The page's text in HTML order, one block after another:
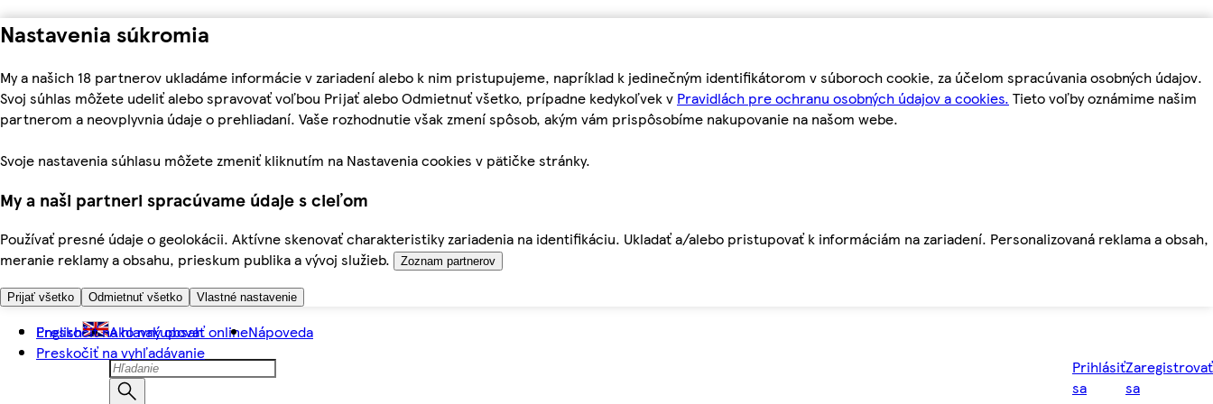
Nastavenia súkromia
My a našich 18 partnerov ukladáme informácie v zariadení alebo k nim pristupujeme, napríklad k jedinečným identifikátorom v súboroch cookie, za účelom spracúvania osobných údajov.
Svoj súhlas môžete udeliť alebo spravovať voľbou Prijať alebo Odmietnuť všetko, prípadne kedykoľvek v Pravidlách pre ochranu osobných údajov a cookies. Tieto voľby oznámime našim
partnerom a neovplyvnia údaje o prehliadaní. Vaše rozhodnutie však zmení spôsob, akým vám prispôsobíme nakupovanie na našom webe.
Svoje nastavenia súhlasu môžete zmeniť kliknutím na Nastavenia cookies v pätičke stránky.
My a naši partneri spracúvame údaje s cieľom
Používať presné údaje o geolokácii. Aktívne skenovať charakteristiky zariadenia na identifikáciu. Ukladať a/alebo pristupovať k informáciám na zariadení. Personalizovaná reklama a obsah,
meranie reklamy a obsahu, prieskum publika a vývoj služieb.
Zoznam partnerov
Prijať všetko Odmietnuť všetko Vlastné nastavenie
Preskočiť na hlavný obsah
Preskočiť na vyhľadávanie
English Ako nakupovať onlineNápoveda
Prihlásiť
sa
Zaregistrovať
sa